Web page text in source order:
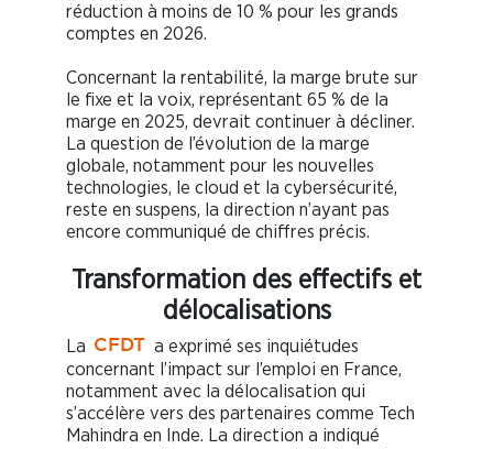
réduction à moins de 10 % pour les grands
comptes en 2026.
Concernant la rentabilité, la marge brute sur
le fixe et la voix, représentant 65 % de la
marge en 2025, devrait continuer à décliner.
La question de l’évolution de la marge
globale, notamment pour les nouvelles
technologies, le cloud et la cybersécurité,
reste en suspens, la direction n’ayant pas
encore communiqué de chiffres précis.
Transformation des effectifs et
délocalisations
La CFDT
a exprimé ses inquiétudes
concernant l’impact sur l’emploi en France,
notamment avec la délocalisation qui
s’accélère vers des partenaires comme Tech
Mahindra en Inde. La direction a indiqué